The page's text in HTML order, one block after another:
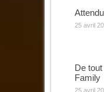
25 avril
De
Family
25 avril